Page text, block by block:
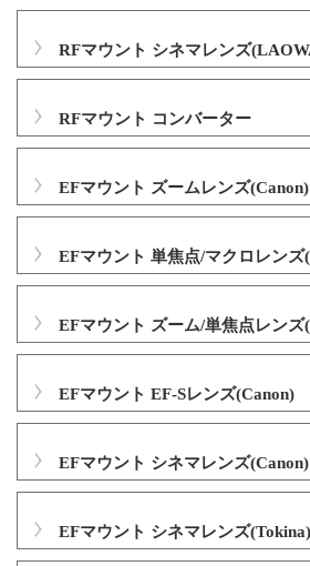
RFマウント シネマレンズ
RFマウント コンバーター
EFマウント ズームレンズ(Canon)
EFマウント 単焦点/マクロレンズ
EFマウント ズーム/単焦点レン
EFマウント EF-Sレンズ(Canon)
EFマウント シネマレンズ(Canon)
EFマウント シネマレンズ(Tokina)